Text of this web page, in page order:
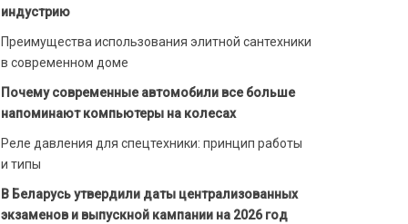
индустрию
Преимущества использования элитной сантехники
в современном доме
Почему современные автомобили все больше
напоминают компьютеры на колесах
Реле давления для спецтехники: принцип работы
и типы
В Беларусь утвердили даты централизованных
экзаменов и выпускной кампании на 2026 год